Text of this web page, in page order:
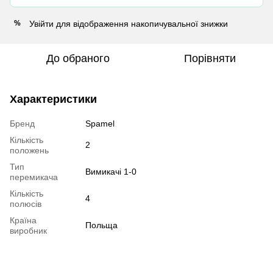
% Увійти для відображення накопичувальної знижки
До обраного Порівняти
Характеристики
Бренд
Spamel
Кількість
положень
2
Тип
перемикача
Вимикачі 1-0
Кількість
полюсів
4
Країна
виробник
Польща